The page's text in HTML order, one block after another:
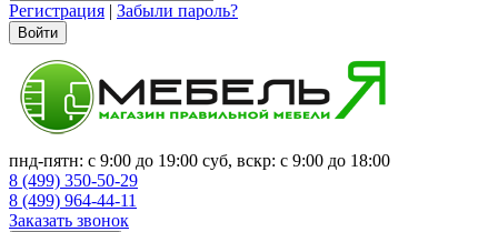
Регистрация | Забыли пароль?
Войти
пнд-пятн: с 9:00 до 19:00 суб, вскр: с 9:00 до 18:00
8 (499) 350-50-29
8 (499) 964-44-11
Заказать звонок